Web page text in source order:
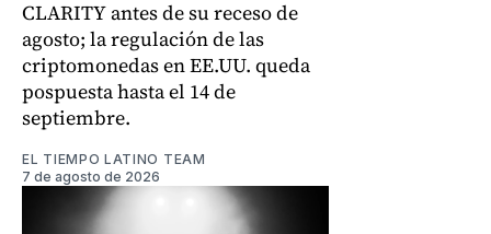
CLARITY antes de su receso de
agosto; la regulación de las
criptomonedas en EE.UU. queda
pospuesta hasta el 14 de
septiembre.
EL TIEMPO LATINO TEAM
7 de agosto de 2026